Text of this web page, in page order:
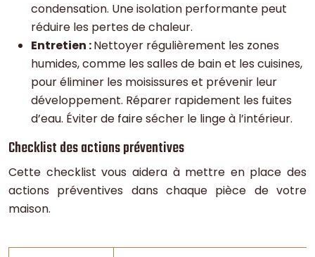
condensation. Une isolation performante peut
réduire les pertes de chaleur.
Entretien :Nettoyer régulièrement les zones
humides, comme les salles de bain et les cuisines,
pour éliminer les moisissures et prévenir leur
développement. Réparer rapidement les fuites
d’eau. Éviter de faire sécher le linge à l’intérieur.
Checklist des actions préventives
Cette checklist vous aidera à mettre en place des
actions préventives dans chaque pièce de votre
maison.